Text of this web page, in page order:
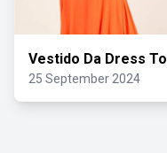
Vestido Da Dress To
25 September 2024